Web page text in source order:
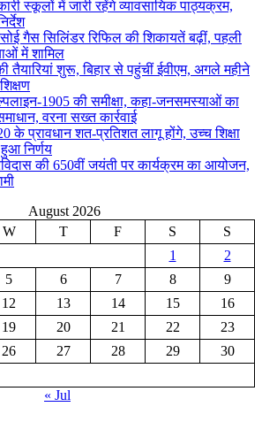
स्कूलों में जारी रहेंगे व्यावसायिक पाठ्यक्रम,
गैस सिलिंडर रिफिल की शिकायतें बढ़ीं, पहली
में शामिल
तैयारियां शुरू, बिहार से पहुंचीं ईवीएम, अगले महीने
1905 की समीक्षा, कहा-जनसमस्याओं का
वरना सख्त कार्रवाई
के प्रावधान शत-प्रतिशत लागू होंगे, उच्च शिक्षा
निर्णय
की 650वीं जयंती पर कार्यक्रम का आयोजन,
August 2026
W T F S
S
1
2
5 6 7 8
9
12 13 14 15
16
19 20 21 22
23
26 27 28 29
30
« Jul